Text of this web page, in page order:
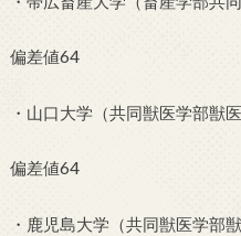
偏差値64
・山口大学（共同獣医学部獣
偏差値64
・鹿児島大学（共同獣医学部